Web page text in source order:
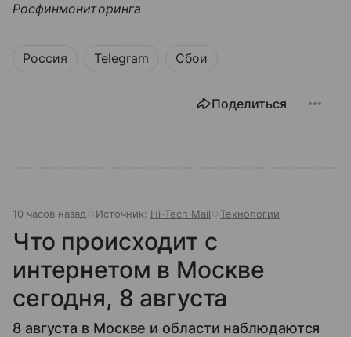
Росфинмониторинга
Россия Telegram Сбои
Поделиться
10 часов назад Источник: Hi-Tech Mail Технологии
Что происходит с
интернетом в Москве
сегодня, 8 августа
8 августа в Москве и области наблюдаются